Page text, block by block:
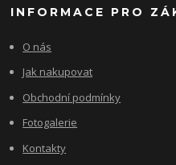
INFORMACE PRO
O nás
Jak nakupovat
Obchodní podmínky
Fotogalerie
Kontakty